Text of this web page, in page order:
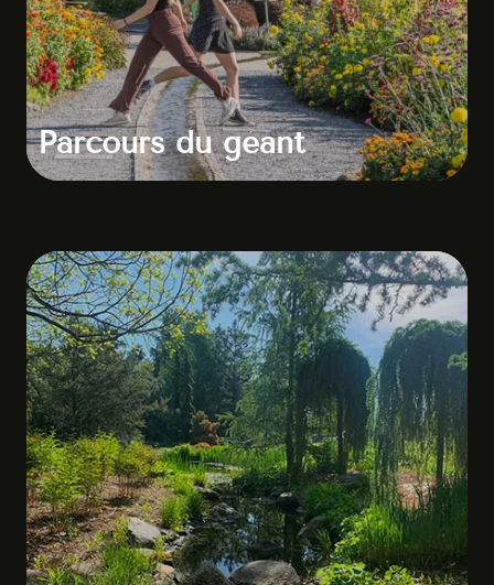
Parcours du géant